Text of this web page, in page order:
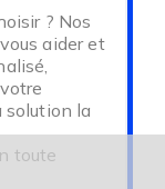
? Nos
aider et
solution la
toute